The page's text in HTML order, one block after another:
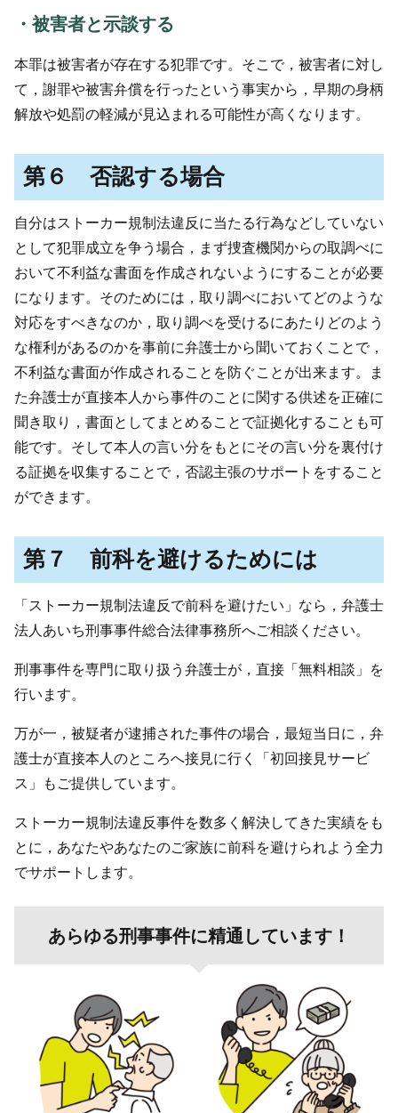
・被害者と示談する
本罪は被害者が存在する犯罪です。そこで，被害者に対し
て，謝罪や被害弁償を行ったという事実から，早期の身柄
解放や処罰の軽減が見込まれる可能性が高くなります。
第６ 否認する場合
自分はストーカー規制法違反に当たる行為などしていない
として犯罪成立を争う場合，まず捜査機関からの取調べに
おいて不利益な書面を作成されないようにすることが必要
になります。そのためには，取り調べにおいてどのような
対応をすべきなのか，取り調べを受けるにあたりどのよう
な権利があるのかを事前に弁護士から聞いておくことで，
不利益な書面が作成されることを防ぐことが出来ます。ま
た弁護士が直接本人から事件のことに関する供述を正確に
聞き取り，書面としてまとめることで証拠化することも可
能です。そして本人の言い分をもとにその言い分を裏付け
る証拠を収集することで，否認主張のサポートをすること
ができます。
第７ 前科を避けるためには
「ストーカー規制法違反で前科を避けたい」なら，弁護士
法人あいち刑事事件総合法律事務所へご相談ください。
刑事事件を専門に取り扱う弁護士が，直接「無料相談」を
行います。
万が一，被疑者が逮捕された事件の場合，最短当日に，弁
護士が直接本人のところへ接見に行く「初回接見サービ
ス」もご提供しています。
ストーカー規制法違反事件を数多く解決してきた実績をも
とに，あなたやあなたのご家族に前科を避けられよう全力
でサポートします。
あらゆる刑事事件に精通しています！